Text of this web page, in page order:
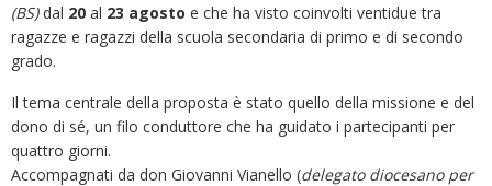
(BS)dal 20 al 23 agosto e che ha visto coinvolti ventidue tra
ragazze e ragazzi della scuola secondaria di primo e di secondo
grado.
Il tema centrale della proposta è stato quello della missione e del
dono di sé, un filo conduttore che ha guidato i partecipanti per
quattro giorni.
Accompagnati da don Giovanni Vianello (delegato diocesano per